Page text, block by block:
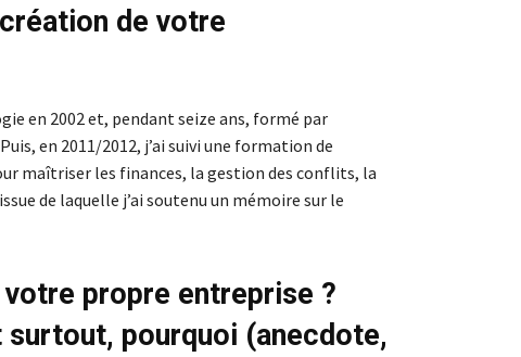
de votre
en 2002 et, pendant seize ans, formé par
en 2011/2012, j’ai suivi une formation de
maîtriser les finances, la gestion des conflits, la
de laquelle j’ai soutenu un mémoire sur le
propre entreprise ?
surtout, pourquoi (anecdote,